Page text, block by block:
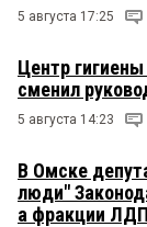
5 августа 17:25
Центр
сменил
5 августа 14:23
В Омске
люди"
а фракции